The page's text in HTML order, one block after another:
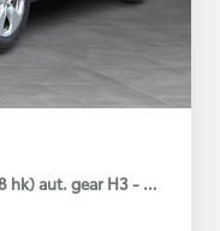
hk) aut. gear H3 - Comfort